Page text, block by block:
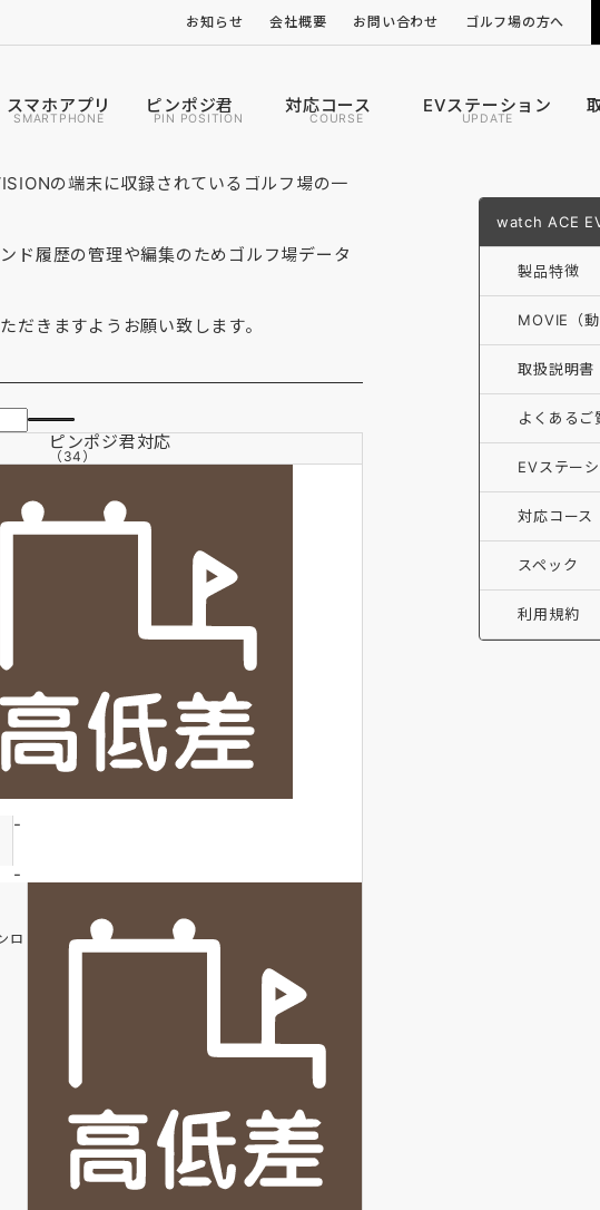
お知らせ 会社概要 お問い合わせ ゴルフ場の方へ
カートナビの導入に
スマホアプリ
SMARTPHONE
ピンポジ君
PIN POSITION
対応コース
COURSE
EVステーション
UPDATE
の端末に収録されているゴルフ場の一
ド履歴の管理や編集のためゴルフ場データ
だきますようお願い致します。
ピンポジ君対応
（34）
-
-
ロ
watch ACE
製品特徴
MOVIE（
取扱説明書
よくあるご
EVステー
対応コース
スペック
利用規約